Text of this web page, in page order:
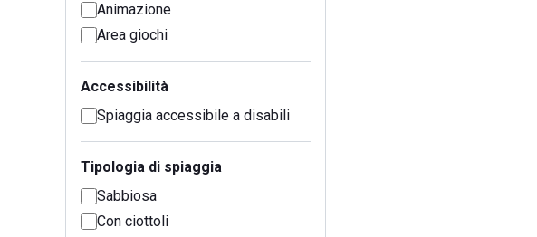
Animazione
Area giochi
Accessibilità
Spiaggia accessibile a disabili
Tipologia di spiaggia
Sabbiosa
Con ciottoli